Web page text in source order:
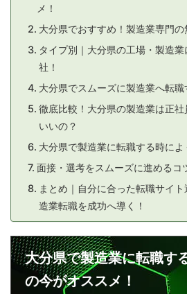
メ！
大分県でおすすめ！製造業専門
タイプ別｜大分県の工場・製造
社！
大分県でスムーズに製造業へ転職
徹底比較！大分県の製造業は正
いいの？
大分県で製造業に転職する時によ
面接・選考をスムーズに進めるコ
まとめ｜自分に合った転職サイ
造業転職を成功へ導く！
大分県で製造業に転職す
の今がオススメ！